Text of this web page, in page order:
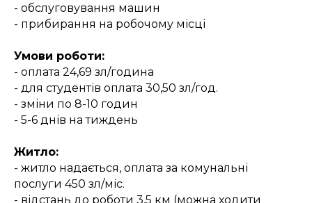
- обслуговування машин
- прибирання на робочому місці
Умови роботи:
- оплата 24,69 зл/година
- для студентів оплата 30,50 зл/год.
- зміни по 8-10 годин
- 5-6 днів на тиждень
Житло:
- житло надається, оплата за комунальні
послуги 450 зл/міс.
- відстань до роботи 3,5 км (можна ходити